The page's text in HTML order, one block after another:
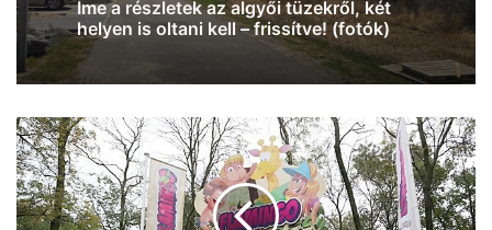
2026, augusztus 9. 14:09
eltűnik a Nap Szegeden is
Pofátlan parkolás, most a Kisteleki Ede